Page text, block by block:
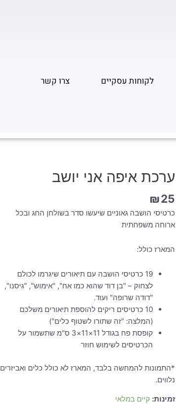
לקוחות עסקיים צרו קשר
ערכת איפה אני יושב
₪25
כרטיסי הושבה גאוניים שיעשו סדר בשולחן החג ובכל
ארוחה משפחתית
המארז כולל:
19 כרטיסי הושבה עם תיאורים שיגרמו לכולם
לצחוק – "בן דוד שהוא כמו אח", "אימוש", "גיסנו",
"דודה שרופה" ועוד.
10 כרטיסים ריקים להוספת תיאורים משלכם
(המלצה: "זה שתורו לשטוף כלים")
קופסת פח בגודל 11×11×3 ס"מ שתשמור על
הכרטיסים לשימוש חוזר
*התמונות להמחשה בלבד, המארז לא כולל כלים ואביזרים
נלווים.
זמינות: קיים במלאי